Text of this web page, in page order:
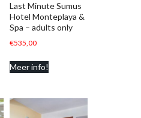
Last Minute Sumus
Hotel Monteplaya &
Spa – adults only
€535,00
Meer info!